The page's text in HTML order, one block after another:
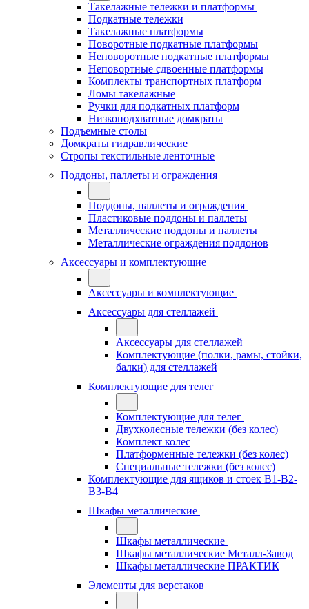
Такелажные тележки и платформы
Подкатные тележки
Такелажные платформы
Поворотные подкатные платформы
Неповоротные подкатные платформы
Неповортные сдвоенные платформы
Комплекты транспортных платформ
Ломы такелажные
Ручки для подкатных платформ
Низкоподхватные домкраты
Подъемные столы
Домкраты гидравлические
Стропы текстильные ленточные
Поддоны, паллеты и ограждения
Поддоны, паллеты и ограждения
Пластиковые поддоны и паллеты
Металлические поддоны и паллеты
Металлические ограждения поддонов
Аксессуары и комплектующие
Аксессуары и комплектующие
Аксессуары для стеллажей
Аксессуары для стеллажей
Комплектующие (полки, рамы, стойки,
балки) для стеллажей
Комплектующие для телег
Комплектующие для телег
Двухколесные тележки (без колес)
Комплект колес
Платформенные тележки (без колес)
Специальные тележки (без колес)
Комплектующие для ящиков и стоек В1-В2-
В3-В4
Шкафы металлические
Шкафы металлические
Шкафы металлические Металл-Завод
Шкафы металлические ПРАКТИК
Элементы для верстаков